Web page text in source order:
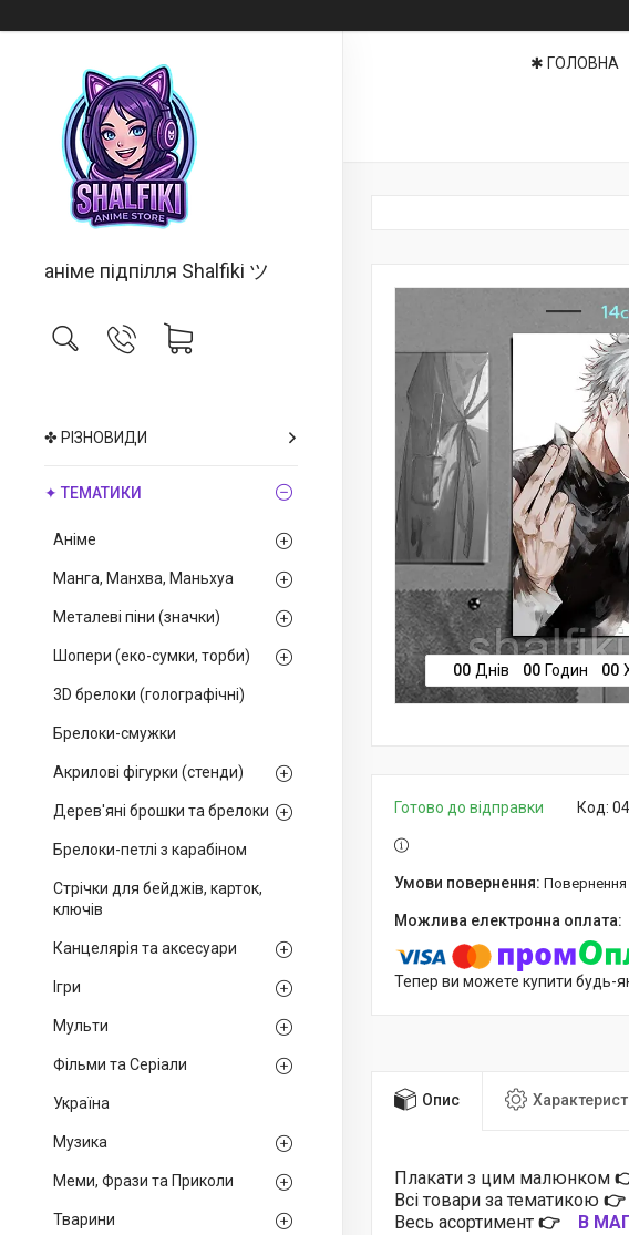
аніме підпілля Shalfiki ツ
✤ РІЗНОВИДИ
✦ ТЕМАТИКИ
Аніме
Манга, Манхва, Маньхуа
Металеві піни (значки)
Шопери (еко-сумки, торби)
3D брелоки (голографічні)
Брелоки-смужки
Акрилові фігурки (стенди)
Дерев'яні брошки та брелоки
Брелоки-петлі з карабіном
Стрічки для бейджів, карток,
ключів
Канцелярія та аксесуари
Ігри
Мульти
Фільми та Серіали
Україна
Музика
Меми, Фрази та Приколи
Тварини
✱ ГОЛОВНА
00 Днів 00 Годин 00
Готово до відправки Код:
Тепер ви можете купити будь-
Опис
Плакати з цим малюнком
Всі товари за тематикою
Весь асортимент 👉
В